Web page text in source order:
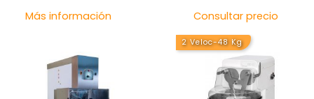
Más información Consultar precio
2 Veloc-48 Kg